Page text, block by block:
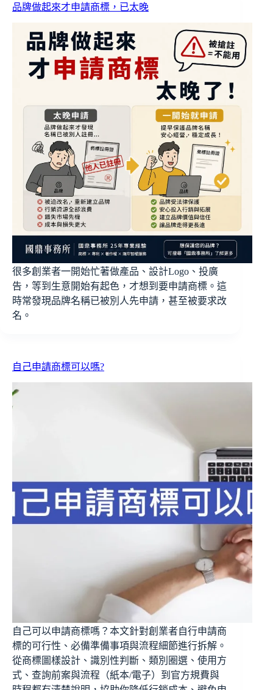
品牌做起來才申請商標，已太晚
很多創業者一開始忙著做產品、設計Logo、投廣
告，等到生意開始有起色，才想到要申請商標。這
時常發現品牌名稱已被別人先申請，甚至被要求改
名。
自己申請商標可以嗎?
自己可以申請商標嗎？本文針對創業者自行申請商
標的可行性、必備準備事項與流程細節進行拆解。
從商標圖樣設計、識別性判斷、類別圈選、使用方
式、查詢前案與流程（紙本/電子）到官方規費與